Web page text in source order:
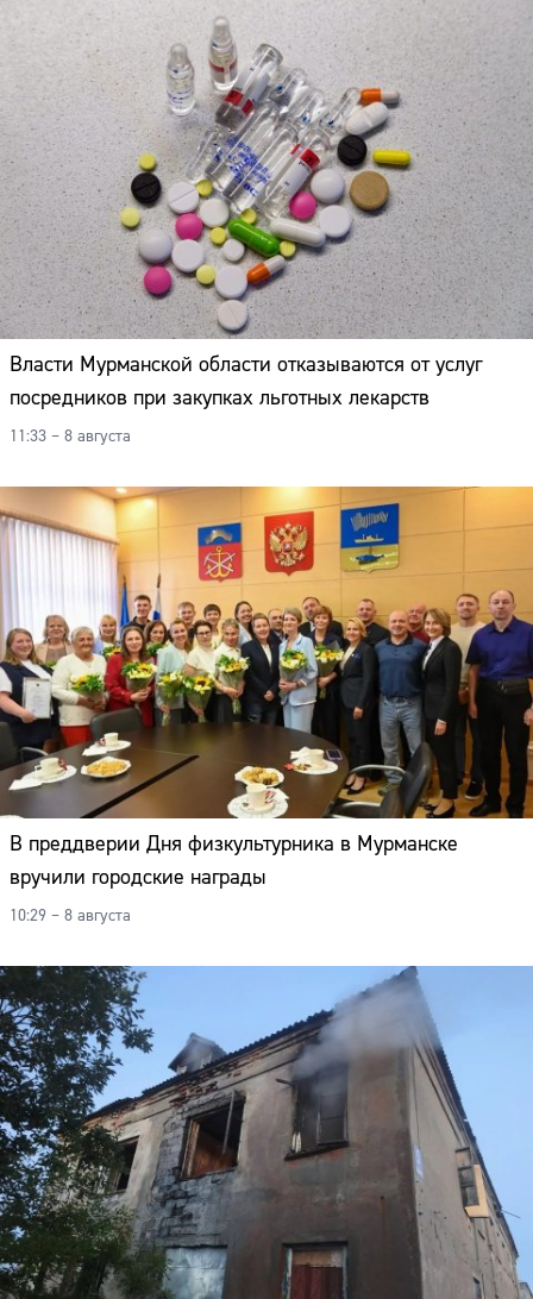
Власти Мурманской области отказываются от услуг
посредников при закупках льготных лекарств
11:33 – 8 августа
В преддверии Дня физкультурника в Мурманске
вручили городские награды
10:29 – 8 августа
Адрес:
Телефон: